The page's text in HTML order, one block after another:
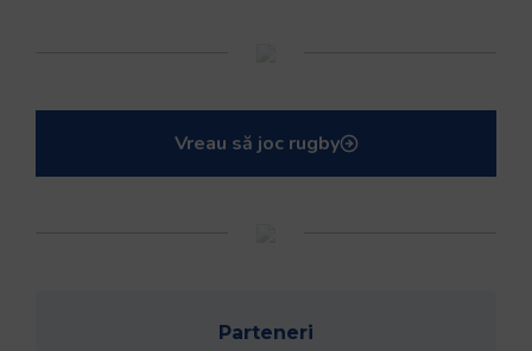
Vreau să joc rugby
Parteneri